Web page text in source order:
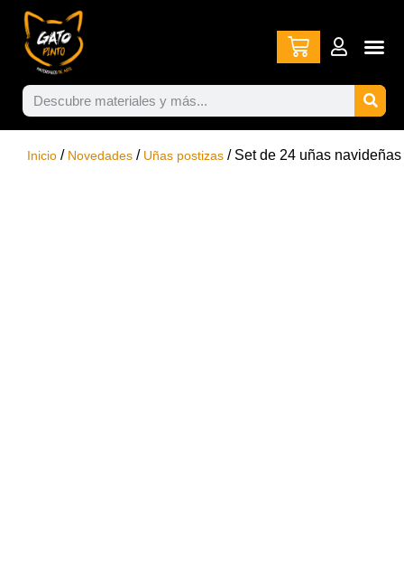
Inicio / Novedades / Uñas postizas / Set de 24 uñas navideñas